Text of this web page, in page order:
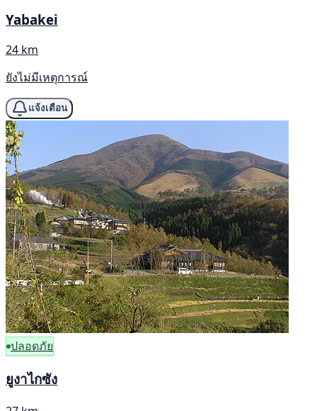
Yabakei
24 km
ยังไม่มีเหตุการณ์
แจ้งเตือน
ปลอดภัย
ยูงาไกซัง